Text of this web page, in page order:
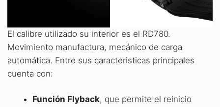
El calibre utilizado su interior es el RD780.
Movimiento manufactura, mecánico de carga
automática. Entre sus caracteristicas principales
cuenta con:
Función Flyback, que permite el reinicio